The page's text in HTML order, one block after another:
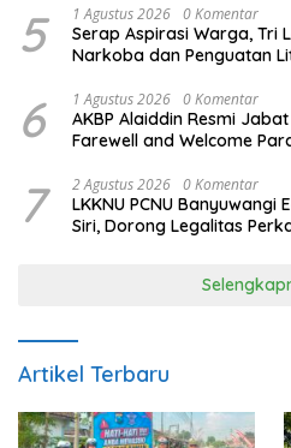
5 1 Agustus 2026 0 Komentar
Serap Aspirasi Warga, Tri
Narkoba dan Penguatan
6 1 Agustus 2026 0 Komentar
AKBP Alaiddin Resmi
Farewell and Welcome
7 2 Agustus 2026 0 Komentar
LKKNU PCNU
Siri, Dorong Legalitas
Artikel Terbaru